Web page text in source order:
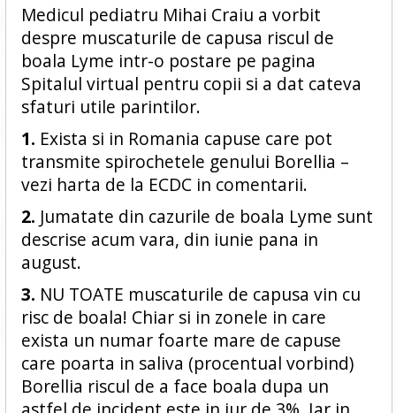
Medicul pediatru Mihai Craiu a vorbit
despre muscaturile de capusa riscul de
boala Lyme intr-o postare pe pagina
Spitalul virtual pentru copii si a dat cateva
sfaturi utile parintilor.
1. Exista si in Romania capuse care pot
transmite spirochetele genului Borellia –
vezi harta de la ECDC in comentarii.
2. Jumatate din cazurile de boala Lyme sunt
descrise acum vara, din iunie pana in
august.
3. NU TOATE muscaturile de capusa vin cu
risc de boala! Chiar si in zonele in care
exista un numar foarte mare de capuse
care poarta in saliva (procentual vorbind)
Borellia riscul de a face boala dupa un